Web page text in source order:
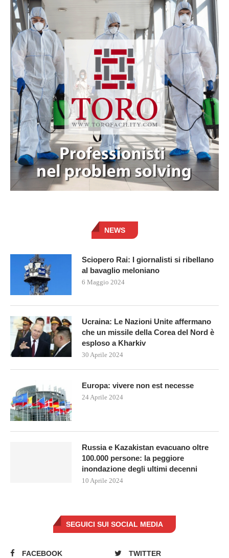
NEWS
Sciopero Rai: I giornalisti si ribellano
al bavaglio meloniano
6 Maggio 2024
Ucraina: Le Nazioni Unite affermano
che un missile della Corea del Nord è
esploso a Kharkiv
30 Aprile 2024
Europa: vivere non est necesse
24 Aprile 2024
Russia e Kazakistan evacuano oltre
100.000 persone: la peggiore
inondazione degli ultimi decenni
10 Aprile 2024
SEGUICI SUI SOCIAL MEDIA
FACEBOOK
TWITTER